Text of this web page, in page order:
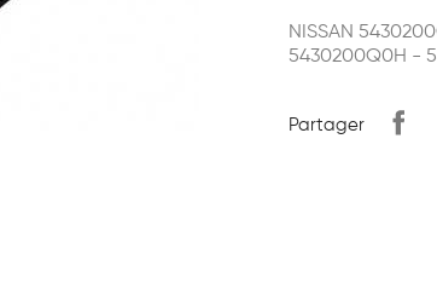
NISSAN
5430200Q0H -
Partager